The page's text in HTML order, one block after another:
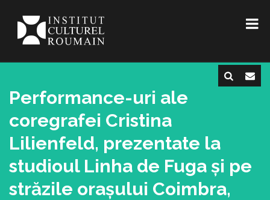
Performance-uri ale
coregrafei Cristina
Lilienfeld, prezentate la
studioul Linha de Fuga și pe
străzile orașului Coimbra,